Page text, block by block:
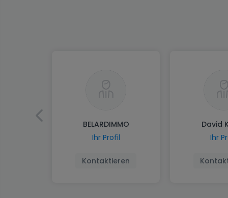
BELARDIMMO
Ihr Profil
Kontaktieren
David
Ihr